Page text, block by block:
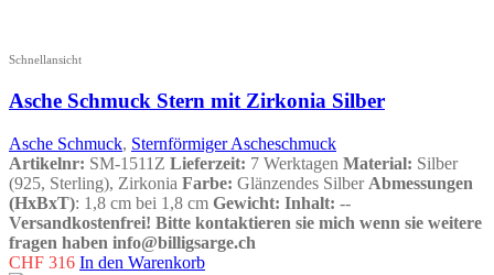
Schnellansicht
Asche Schmuck Stern mit Zirkonia Silber
Asche Schmuck, Sternförmiger Ascheschmuck
Artikelnr: SM-1511Z Lieferzeit: 7 Werktagen Material: Silber
(925, Sterling), Zirkonia Farbe: Glänzendes Silber Abmessungen
(HxBxT): 1,8 cm bei 1,8 cm Gewicht: Inhalt: --
Versandkostenfrei! Bitte kontaktieren sie mich wenn sie weitere
fragen haben info@billigsarge.ch
CHF 316 In den Warenkorb